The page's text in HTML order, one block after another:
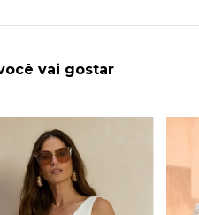
vai gostar